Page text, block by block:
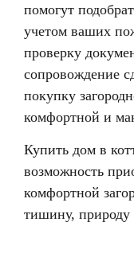
помогут
учетом ваших
проверку
сопровождение
покупку
комфортной и
Купить дом в
возможность
комфортной
тишину, природу